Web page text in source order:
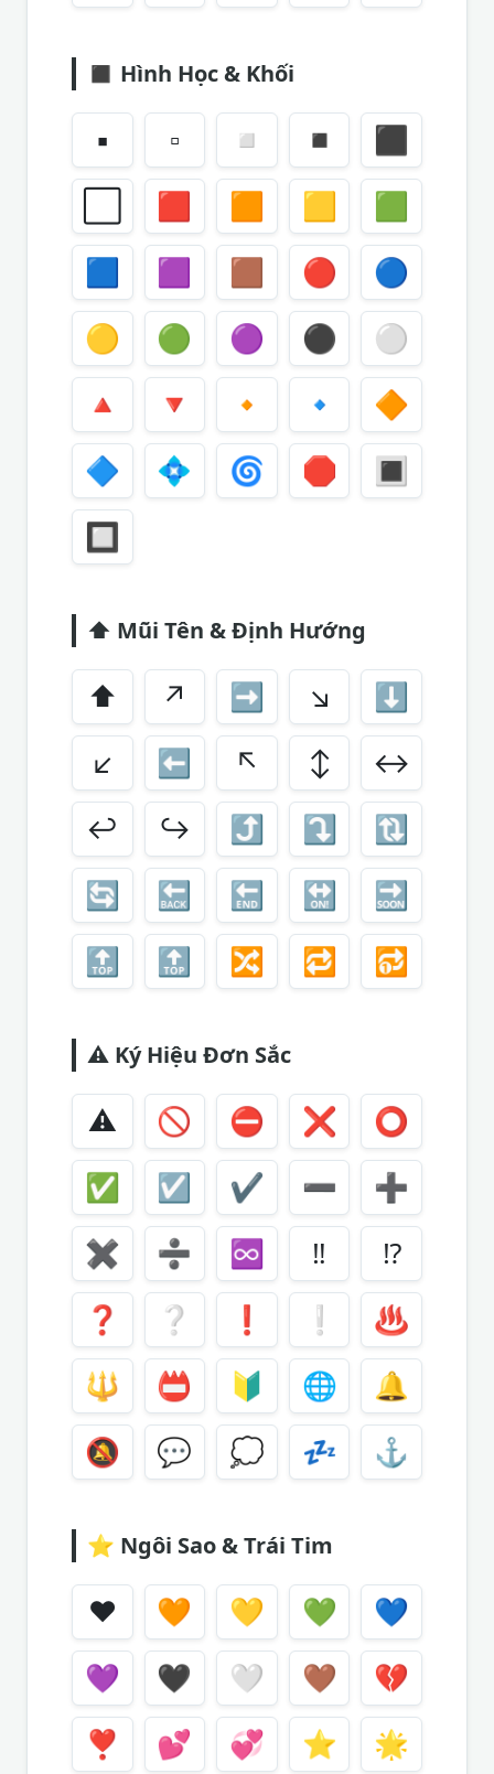
◼️ Hình Học & Khối
▪️ ▫️ ◽ ◾
⬛
🟥 🟧 🟨
🟩
🟦
🟪 🟫 🔴
🔵
🟡
🟢 🟣 ⚫
⚪
🔺
🔻 🔸 🔹
🔶
🔷
💠 🌀 🛑
🔳
🔲
⬆️ Mũi Tên & Định Hướng
⬆️ ↗️ ➡️ ↘️
⬇️
↙️
⬅️ ↖️ ↕️
↔️
↩️
↪️ ⤴️ ⤵️
🔃
🔄
🔙 🔚 🔛
🔜
🔝
🔝 🔀 🔁 🔂
⚠️ Ký Hiệu Đơn Sắc
⚠️ 🚫 ⛔ ❌
⭕
✅
☑️ ✔️ ➖
➕
✖️
➗ ♾ ‼️
⁉️
❓
❔ ❗ ❕
♨️
🔱
📛 🔰 🌐
🔔
🔕
💬 💭 💤 ⚓
⭐ Ngôi Sao & Trái Tim
❤️ 🧡 💛 💚
💙
💜
🖤 🤍 🤎
💔
❣️
💕 💞 ⭐
🌟